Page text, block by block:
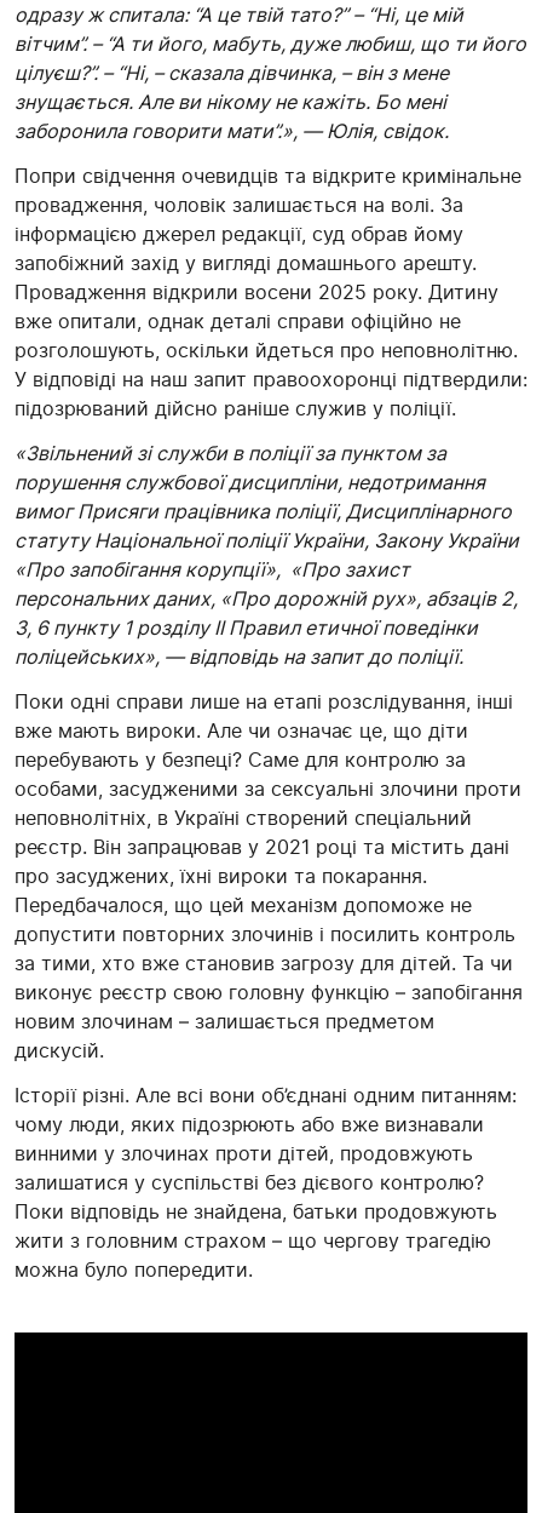
одразу ж спитала: “А це твій тато?” – “Ні, це мій
вітчим”. – “А ти його, мабуть, дуже любиш, що ти його
цілуєш?”. – “Ні, – сказала дівчинка, – він з мене
знущається. Але ви нікому не кажіть. Бо мені
заборонила говорити мати”.», — Юлія, свідок.
Попри свідчення очевидців та відкрите кримінальне
провадження, чоловік залишається на волі. За
інформацією джерел редакції, суд обрав йому
запобіжний захід у вигляді домашнього арешту.
Провадження відкрили восени 2025 року. Дитину
вже опитали, однак деталі справи офіційно не
розголошують, оскільки йдеться про неповнолітню.
У відповіді на наш запит правоохоронці підтвердили:
підозрюваний дійсно раніше служив у поліції.
«Звільненийзі служби в поліції за пунктом за
порушення службовоїдисципліни, недотримання
вимогПрисяги працівника поліції, Дисциплінарного
статуту Національної поліції України, Закону України
«Про запобігання корупції», «Про захист
персональних даних, «Про дорожній рух», абзаців 2,
3, 6 пункту 1 розділу II Правил етичної поведінки
поліцейських», — відповідь на запит до поліції.
Поки одні справи лише на етапі розслідування, інші
вже мають вироки. Але чи означає це, що діти
перебувають у безпеці? Саме для контролю за
особами, засудженими за сексуальні злочини проти
неповнолітніх, в Україні створений спеціальний
реєстр. Він запрацював у 2021 році та містить дані
про засуджених, їхні вироки та покарання.
Передбачалося, що цей механізм допоможе не
допустити повторних злочинів і посилить контроль
за тими, хто вже становив загрозу для дітей. Та чи
виконує реєстр свою головну функцію – запобігання
новим злочинам – залишається предметом
дискусій.
Історії різні. Але всі вони об’єднані одним питанням:
чому люди, яких підозрюють або вже визнавали
винними у злочинах проти дітей, продовжують
залишатися у суспільстві без дієвого контролю?
Поки відповідь не знайдена, батьки продовжують
жити з головним страхом – що чергову трагедію
можна було попередити.